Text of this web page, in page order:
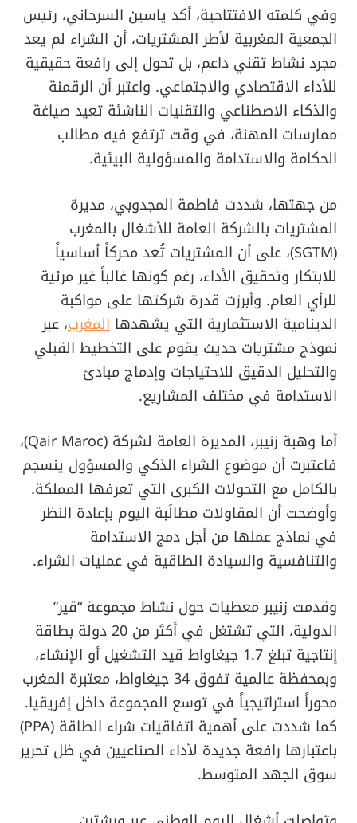
وفي كلمته الافتتاحية، أكد ياسين السرحاني، رئيس
الجمعية المغربية لأطر المشتريات، أن الشراء لم يعد
مجرد نشاط تقني داعم، بل تحول إلى رافعة حقيقية
للأداء الاقتصادي والاجتماعي. واعتبر أن الرقمنة
والذكاء الاصطناعي والتقنيات الناشئة تعيد صياغة
ممارسات المهنة، في وقت ترتفع فيه مطالب
الحكامة والاستدامة والمسؤولية البيئية.
من جهتها، شددت فاطمة المجدوبي، مديرة
المشتريات بالشركة العامة للأشغال بالمغرب
(SGTM)، على أن المشتريات تُعد محركاً أساسياً
للابتكار وتحقيق الأداء، رغم كونها غالباً غير مرئية
للرأي العام. وأبرزت قدرة شركتها على مواكبة
الدينامية الاستثمارية التي يشهدها المغرب، عبر
نموذج مشتريات حديث يقوم على التخطيط القبلي
والتحليل الدقيق للاحتياجات وإدماج مبادئ
الاستدامة في مختلف المشاريع.
أما وهبة زنيبر، المديرة العامة لشركة (Qair Maroc)،
فاعتبرت أن موضوع الشراء الذكي والمسؤول ينسجم
بالكامل مع التحولات الكبرى التي تعرفها المملكة.
وأوضحت أن المقاولات مطالَبة اليوم بإعادة النظر
في نماذج عملها من أجل دمج الاستدامة
والتنافسية والسيادة الطاقية في عمليات الشراء.
وقدمت زنيبر معطيات حول نشاط مجموعة “قير”
الدولية، التي تشتغل في أكثر من 20 دولة بطاقة
إنتاجية تبلغ 1.7 جيغاواط قيد التشغيل أو الإنشاء،
وبمحفظة عالمية تفوق 34 جيغاواط، معتبرة المغرب
محوراً استراتيجياً في توسع المجموعة داخل إفريقيا.
كما شددت على أهمية اتفاقيات شراء الطاقة (PPA)
باعتبارها رافعة جديدة لأداء الصناعيين في ظل تحرير
سوق الجهد المتوسط.